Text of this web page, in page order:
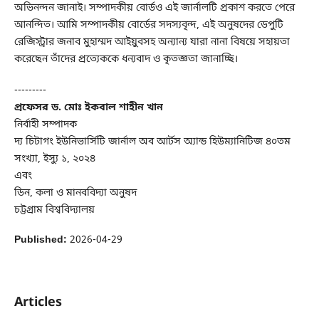
অভিনন্দন জানাই। সম্পাদকীয় বোর্ডও এই জার্নালটি প্রকাশ করতে পেরে
আনন্দিত। আমি সম্পাদকীয় বোর্ডের সদস্যবৃন্দ, এই অনুষদের ডেপুটি
রেজিস্ট্রার জনাব মুহাম্মদ আইয়ুবসহ অন্যান্য যারা নানা বিষয়ে সহায়তা
করেছেন তাঁদের প্রত্যেককে ধন্যবাদ ও কৃতজ্ঞতা জানাচ্ছি।
---------
প্রফেসর ড. মোঃ ইকবাল শাহীন খান
নির্বাহী সম্পাদক
দ্য চিটাগং ইউনিভার্সিটি জার্নাল অব আর্টস অ্যান্ড হিউম্যানিটিজ ৪০তম
সংখ্যা, ইস্যু ১, ২০২৪
এবং
ডিন, কলা ও মানববিদ্যা অনুষদ
চট্টগ্রাম বিশ্ববিদ্যালয়
Published: 2026-04-29
Articles